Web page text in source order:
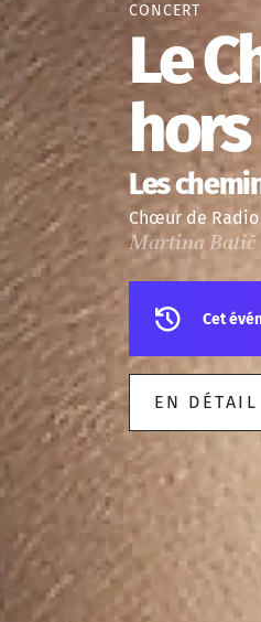
CONCERT
Le
Les
Chœur de Radio
Martina Batič
Cet
EN DÉTAIL